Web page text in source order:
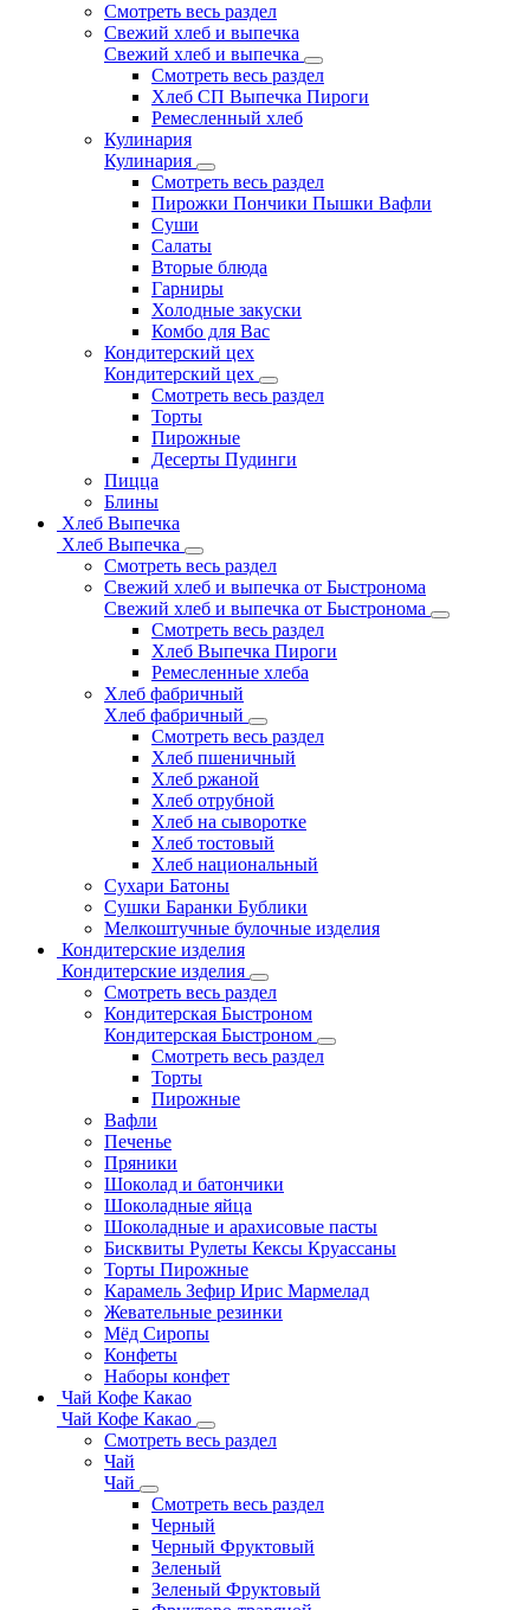
Смотреть весь раздел
Свежий хлеб и выпечка
Свежий хлеб и выпечка
Смотреть весь раздел
Хлеб СП Выпечка Пироги
Ремесленный хлеб
Кулинария
Кулинария
Смотреть весь раздел
Пирожки Пончики Пышки Вафли
Суши
Салаты
Вторые блюда
Гарниры
Холодные закуски
Комбо для Вас
Кондитерский цех
Кондитерский цех
Смотреть весь раздел
Торты
Пирожные
Десерты Пудинги
Пицца
Блины
Хлеб Выпечка
Хлеб Выпечка
Смотреть весь раздел
Свежий хлеб и выпечка от Быстронома
Свежий хлеб и выпечка от Быстронома
Смотреть весь раздел
Хлеб Выпечка Пироги
Ремесленные хлеба
Хлеб фабричный
Хлеб фабричный
Смотреть весь раздел
Хлеб пшеничный
Хлеб ржаной
Хлеб отрубной
Хлеб на сыворотке
Хлеб тостовый
Хлеб национальный
Сухари Батоны
Сушки Баранки Бублики
Мелкоштучные булочные изделия
Кондитерские изделия
Кондитерские изделия
Смотреть весь раздел
Кондитерская Быстроном
Кондитерская Быстроном
Смотреть весь раздел
Торты
Пирожные
Вафли
Печенье
Пряники
Шоколад и батончики
Шоколадные яйца
Шоколадные и арахисовые пасты
Бисквиты Рулеты Кексы Круассаны
Торты Пирожные
Карамель Зефир Ирис Мармелад
Жевательные резинки
Мёд Сиропы
Конфеты
Наборы конфет
Чай Кофе Какао
Чай Кофе Какао
Смотреть весь раздел
Чай
Чай
Смотреть весь раздел
Черный
Черный Фруктовый
Зеленый
Зеленый Фруктовый